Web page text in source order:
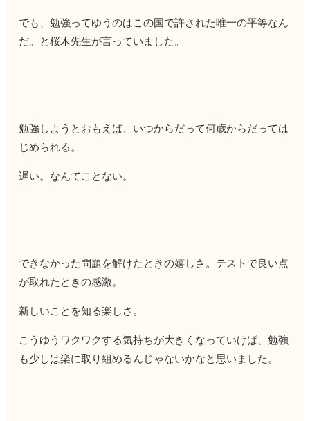
でも、勉強ってゆうのはこの国で許された唯一の平等なん
だ。と桜木先生が言っていました。
勉強しようとおもえば、いつからだって何歳からだっては
じめられる。
遅い。なんてことない。
できなかった問題を解けたときの嬉しさ。テストで良い点
が取れたときの感激。
新しいことを知る楽しさ。
こうゆうワクワクする気持ちが大きくなっていけば、勉強
も少しは楽に取り組めるんじゃないかなと思いました。